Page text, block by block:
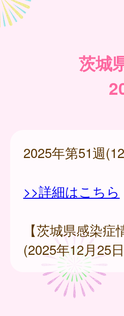
茨城
2025年第51週
>>詳細はこちら
【茨城県感染
(2025年12月25